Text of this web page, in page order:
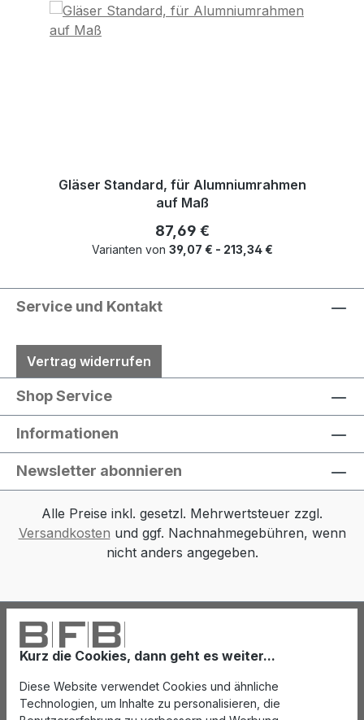
Kurz die Cookies, dann geht es weiter...
Diese Website verwendet Cookies und ähnliche
Technologien, um Inhalte zu personalisieren, die
Gläser Standard, für Alumniumrahmen
auf Maß
Regulärer Preis:
87,69 €
Varianten von 39,07 € - 213,34 €
Service und Kontakt
Vertrag widerrufen
Shop Service
Informationen
Newsletter abonnieren
Alle Preise inkl. gesetzl. Mehrwertsteuer zzgl.
Versandkosten und ggf. Nachnahmegebühren, wenn
nicht anders angegeben.